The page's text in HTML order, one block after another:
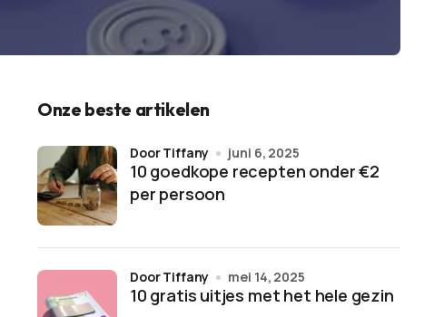
Onze beste artikelen
10 goedkope recepten onder €2
per persoon
door Tiffany juni 6, 2025
10 gratis uitjes met het hele gezin
door Tiffany mei 14, 2025